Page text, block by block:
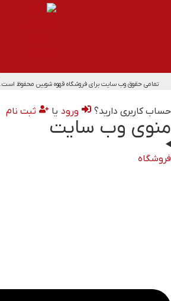
تمامی حقوق وب سایت برای فروشگاه قهوه شوبین محفوظ است.
حساب کاربری دارید؟ ورود یا ثبت نام
منوی وب سایت
فروشگاه